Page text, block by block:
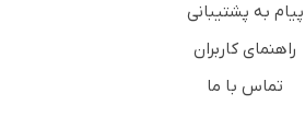
پیام به پشتیبانی
راهنمای کاربران
تماس با ما